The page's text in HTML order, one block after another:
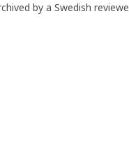
by a Swedish
allt inte verkade stå
officiella wiki